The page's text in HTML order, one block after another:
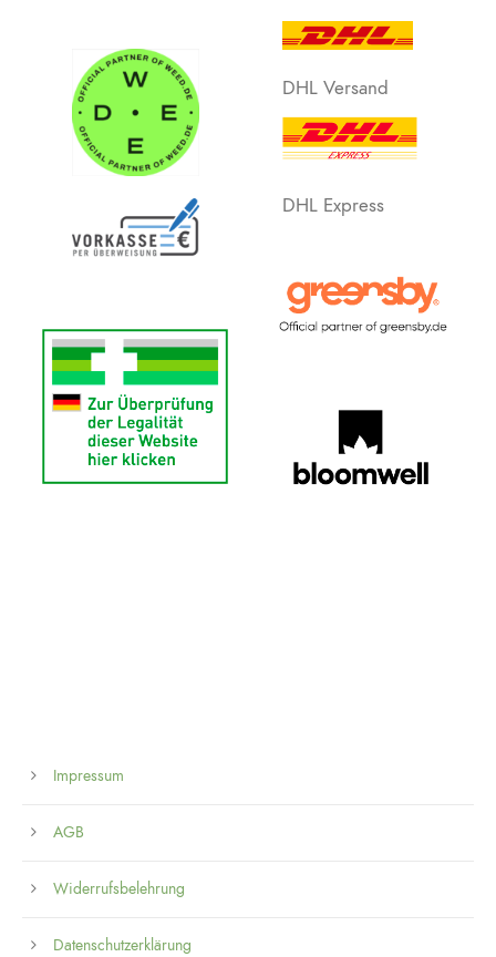
DHL Versand
DHL Express
Impressum
AGB
Widerrufsbelehrung
Datenschutzerklärung